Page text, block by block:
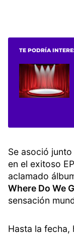
TE PODRÍA
Se asoció
en el exitoso
aclamado
Where Do We
sensación
Hasta la fecha,